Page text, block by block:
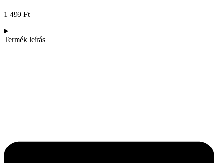
1 499 Ft
Termék leírás